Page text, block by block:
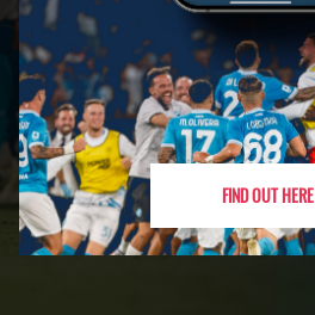
FIND OUT HERE